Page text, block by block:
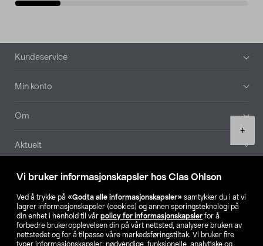
Vi bruker informasjonskapsler hos Clas Ohlson
Ved å trykke på «Godta alle informasjonskapsler» samtykker du i at vi
lagrer informasjonskapsler (cookies) og annen sporingsteknologi på
din enhet i henhold til vår policy for informasjonskapsler for å
forbedre brukeropplevelsen din på vårt nettsted, analysere bruken av
nettstedet og for å tilpasse våre markedsføringstiltak. Vi bruker fire
typer informasjonskapsler: nødvendige, funksjonelle, analytiske og
+
Bunntekst
Kundeservice
Min konto
Om
Aktuelt
Våre selskaper
Finn din butikk
SE NO FI